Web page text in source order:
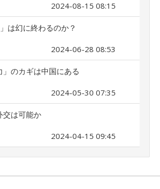
2024-08-15 08:15
は幻に終わるのか？
2024-06-28 08:53
」のカギは中国にある
2024-05-30 07:35
交は可能か
2024-04-15 09:45